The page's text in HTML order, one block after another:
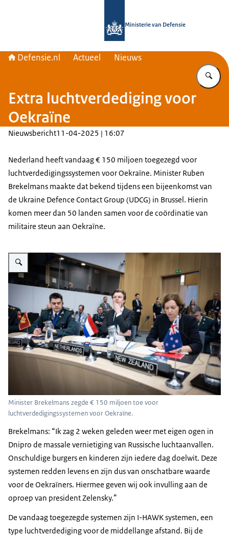
Ministerie van Defensie
Defensie.nl Actueel Nieuws
Extra luchtverdediging voor
Oekraïne
Nieuwsbericht11-04-2025 | 16:07
Nederland heeft vandaag € 150 miljoen toegezegd voor
luchtverdedigingssystemen voor Oekraïne. Minister Ruben
Brekelmans maakte dat bekend tijdens een bijeenkomst van
de Ukraine Defence Contact Group (UDCG) in Brussel. Hierin
komen meer dan 50 landen samen voor de coördinatie van
militaire steun aan Oekraïne.
Vergroot afbeelding De minister tijdens een bijeenkomst in Brussel.
Minister Brekelmans zegde € 150 miljoen toe voor
luchtverdedigingssystemen voor Oekraïne.
Brekelmans: “Ik zag 2 weken geleden weer met eigen ogen in
Dnipro de massale vernietiging van Russische luchtaanvallen.
Onschuldige burgers en kinderen zijn iedere dag doelwit. Deze
systemen redden levens en zijn dus van onschatbare waarde
voor de Oekraïners. Hiermee geven wij ook invulling aan de
oproep van president Zelensky.”
De vandaag toegezegde systemen zijn I-HAWKsystemen, een
type luchtverdediging voor de middellange afstand. Bij de